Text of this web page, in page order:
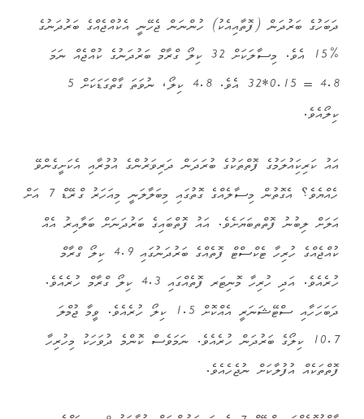
ދަބަހުގެ ބަރުދަން (ފޮތާއިއެކު) ހުންނަން ޖެހޭނީ އެކުއްޖެއްގެ ބަރުދަނުގެ
%15 އެވެ. މިސާލަކަށް 32 ކިލޯ ގްރާމް ބަރުދަނުގެ ކުއްޖެއް ނަމަ
4.8 = 0.15*32 އެވެ. 4.8 ކިލޯ، ނުވަތަ ގާތްގަޑަކަށް 5
ކިލޯއެވެ.
އައު ކަރިކަިއުލަމުގެ ފޮތްތަކުގެ ބުރަދަން ދަރިވަރުންގެ އުމުރާއި އެކަށީގެންވޭ
ހެއްޔެވެ؟ އެގޮތުން މިސާލެއްގެ ގޮތުގައި މިބަލާލަނީ މިއަހަރު ގްރޭޑް 7 އަށް
އަލަށް ލިބުނު ފޮތްތބަޔަށެވެ. އައު ފޮތްބައިގެ ބަރުދަނަށް ބަލާއިރު އެއް
ކުއްޖެއްގެ ހުރިހާ ޓެކްސްޓް ފޮތެއްގެ ބަރުދަނުގައި 4.9 ކިލޯ ގްރާމް
ހުރެއެވެ. އަދި ހުރިހާ މޮނިޓަރ ފޮތެއްގައި 4.3 ކިލޯ ގްރާމް ހުރެއެވެ.
ދަބަހަހާއި ސްޓޭޝަނަރީ އެއްކޮށް 1.5 ކިލޯ ހުރެއެވެ. ވީމާ ޖުމްލަ
10.7 ކިލޯގެ ބަރުދަން ހުރެއެވެ. ނަމަވެސް ކޮންމެ ދުވަހަކު މިހުރިހާ
ފޮތްތަކެއް އުފުލާކަށް ނުޖެހެއެވެ.